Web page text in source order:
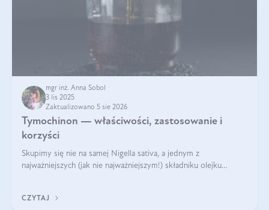
mgr inż. Anna Sobol
3 lis 2025
Zaktualizowano 5 sie 2026
Tymochinon — właściwości, zastosowanie i
korzyści
Skupimy się nie na samej Nigella sativa, a jednym z
najważniejszych (jak nie najważniejszym!) składniku olejku
CZYTAJ